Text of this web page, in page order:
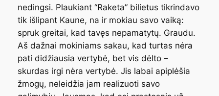
nedingsi. Plaukiant “Raketa” bilietus tikrindavo
tik išlipant Kaune, na ir mokiau savo vaiką:
spruk greitai, kad tavęs nepamatytų. Graudu.
Aš dažnai mokiniams sakau, kad turtas nėra
pati didžiausia vertybė, bet vis dėlto –
skurdas irgi nėra vertybė. Jis labai apiplėšia
žmogų, neleidžia jam realizuoti savo